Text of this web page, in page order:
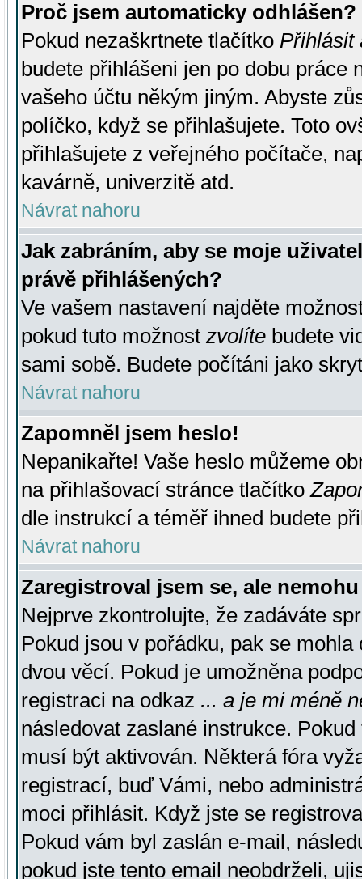
Proč jsem automaticky odhlášen?
Pokud nezaškrtnete tlačítko Přihlásit
budete přihlášeni jen po dobu práce
vašeho účtu někým jiným. Abyste
políčko, když se přihlašujete. Toto
přihlašujete z veřejného počítače,
kavárně, univerzitě atd.
Návrat nahoru
Jak zabráním, aby se moje
právě přihlášených?
Ve vašem nastavení najděte
pokud tuto možnost zvolíte budete
sami sobě. Budete počítáni jako
Návrat nahoru
Zapomněl jsem heslo!
Nepanikařte! Vaše heslo můžeme
na přihlašovací stránce tlačítko
dle instrukcí a téměř ihned budete
Návrat nahoru
Zaregistroval jsem se, ale
Nejprve zkontrolujte, že zadáváte
Pokud jsou v pořádku, pak se
dvou věcí. Pokud je umožněna
registraci na odkaz ... a je mi méně
následovat zaslané instrukce.
musí být aktivován. Některá fóra
registrací, buď Vámi, nebo
moci přihlásit. Když jste se
Pokud vám byl zaslán e-mail,
pokud jste tento email neobdrželi,